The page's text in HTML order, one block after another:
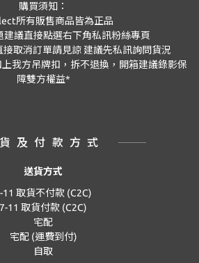
購買須知：
所有販售商品皆為正品
建議直接點選右下角私訊粉絲專頁
取消訂單請見諒 建議先私訊詢問貨況
我方吊牌扣，拆不退換，開箱建議錄影保
障雙方權益*
及付款方式
送貨方式
11 取貨不付款 (C2C)
7-11 取貨付款 (C2C)
宅配
宅配 (運費到付)
自取